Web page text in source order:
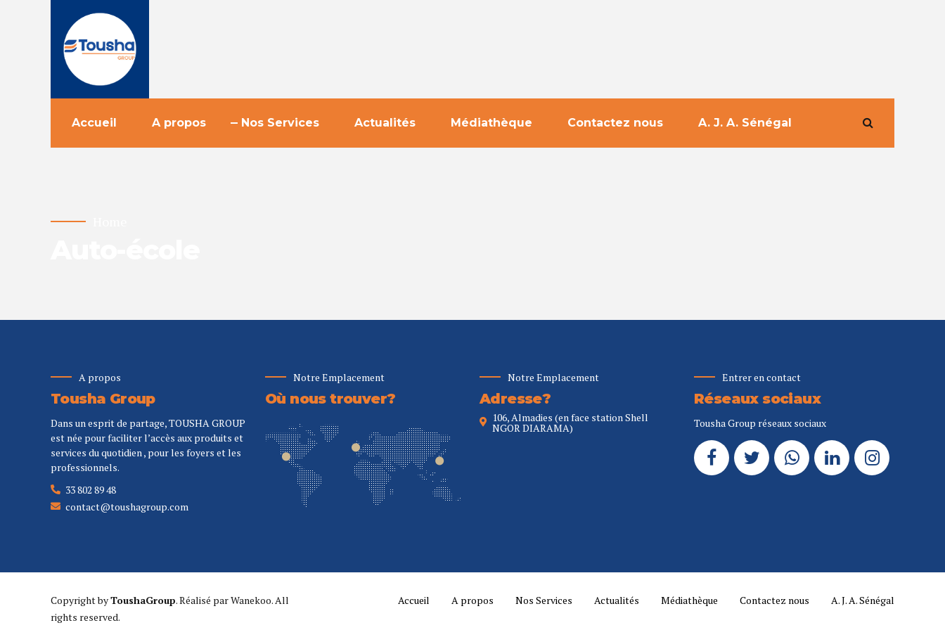
Accueil A propos Nos Services Actualités Médiathèque Contactez nous A. J. A. Sénégal
A propos
Tousha Group
Dans un esprit de partage, TOUSHA GROUP
est née pour faciliter l’accès aux produits et
services du quotidien , pour les foyers et les
professionnels.
33 802 89 48
contact@toushagroup.com
Notre Emplacement
Où nous trouver?
Notre Emplacement
Adresse?
106, Almadies (en face station Shell
NGOR DIARAMA)
Entrer en contact
Réseaux sociaux
Tousha Group réseaux sociaux
Copyright byToushaGroup. Réalisé parWanekoo. All
rights reserved.
Accueil A propos Nos Services Actualités Médiathèque Contactez nous A. J. A. Sénégal